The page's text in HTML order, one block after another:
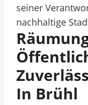
seiner
nachhaltige
In Brühl